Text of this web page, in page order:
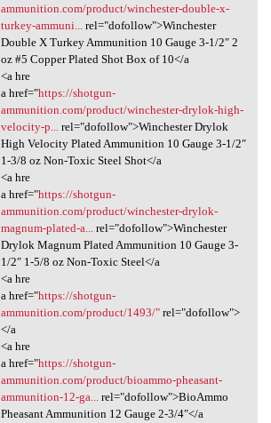
ammunition.com/product/winchester-double-x-
turkey-ammuni...rel="dofollow">Winchester
Double X Turkey Ammunition 10 Gauge 3-1/2″ 2
oz #5 Copper Plated Shot Box of 10</a
<a hre
a href="https://shotgun-
ammunition.com/product/winchester-drylok-high-
velocity-p...rel="dofollow">Winchester Drylok
High Velocity Plated Ammunition 10 Gauge 3-1/2″
1-3/8 oz Non-Toxic Steel Shot</a
<a hre
a href="https://shotgun-
ammunition.com/product/winchester-drylok-
magnum-plated-a...rel="dofollow">Winchester
Drylok Magnum Plated Ammunition 10 Gauge 3-
1/2″ 1-5/8 oz Non-Toxic Steel</a
<a hre
a href="https://shotgun-
ammunition.com/product/1493/"rel="dofollow">
</a
<a hre
a href="https://shotgun-
ammunition.com/product/bioammo-pheasant-
ammunition-12-ga...rel="dofollow">BioAmmo
Pheasant Ammunition 12 Gauge 2-3/4″</a